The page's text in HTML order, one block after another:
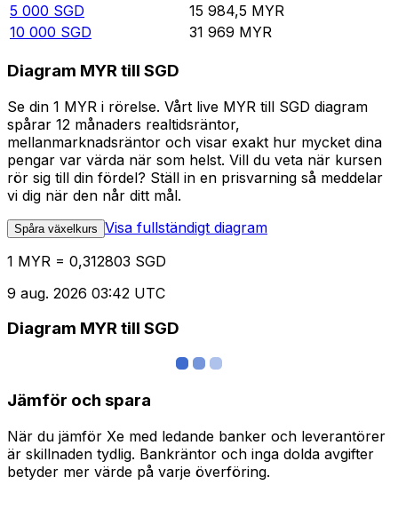
5 000 SGD 15 984,5 MYR
10 000 SGD 31 969 MYR
Diagram MYR till SGD
Se din 1 MYR i rörelse. Vårt live MYR till SGD diagram
spårar 12 månaders realtidsräntor,
mellanmarknadsräntor och visar exakt hur mycket dina
pengar var värda när som helst. Vill du veta när kursen
rör sig till din fördel? Ställ in en prisvarning så meddelar
vi dig när den når ditt mål.
Spåra växelkurs Visa fullständigt diagram
1 MYR = 0,312803 SGD
9 aug. 2026 03:42 UTC
Diagram MYR till SGD
Jämför och spara
När du jämför Xe med ledande banker och leverantörer
är skillnaden tydlig. Bankräntor och inga dolda avgifter
betyder mer värde på varje överföring.